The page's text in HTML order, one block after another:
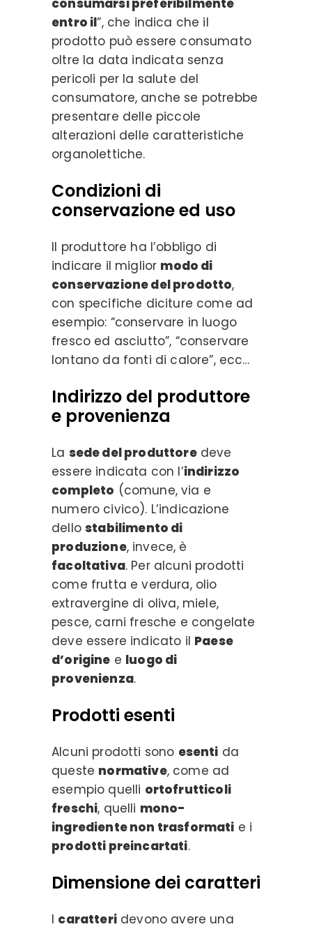
consumarsi preferibilmente
entro il”, che indica che il
prodotto può essere consumato
oltre la data indicata senza
pericoli per la salute del
consumatore, anche se potrebbe
presentare delle piccole
alterazioni delle caratteristiche
organolettiche.
Condizioni di
conservazione ed uso
Il produttore ha l’obbligo di
indicare il miglior modo di
conservazione del prodotto,
con specifiche diciture come ad
esempio: “conservare in luogo
fresco ed asciutto”, “conservare
lontano da fonti di calore”, ecc…
Indirizzo del produttore
e provenienza
La sede del produttoredeve
essere indicata con l’indirizzo
completo (comune, via e
numero civico). L’indicazione
dellostabilimento di
produzione, invece, è
facoltativa. Per alcuni prodotti
come frutta e verdura, olio
extravergine di oliva, miele,
pesce, carni fresche e congelate
deve essere indicato il Paese
d’origine e luogo di
provenienza.
Prodotti esenti
Alcuni prodotti sono esenti da
queste normative, come ad
esempio quelli ortofrutticoli
freschi, quelli mono-
ingrediente non trasformati e i
prodotti preincartati.
Dimensione dei caratteri
I caratteridevono avere una